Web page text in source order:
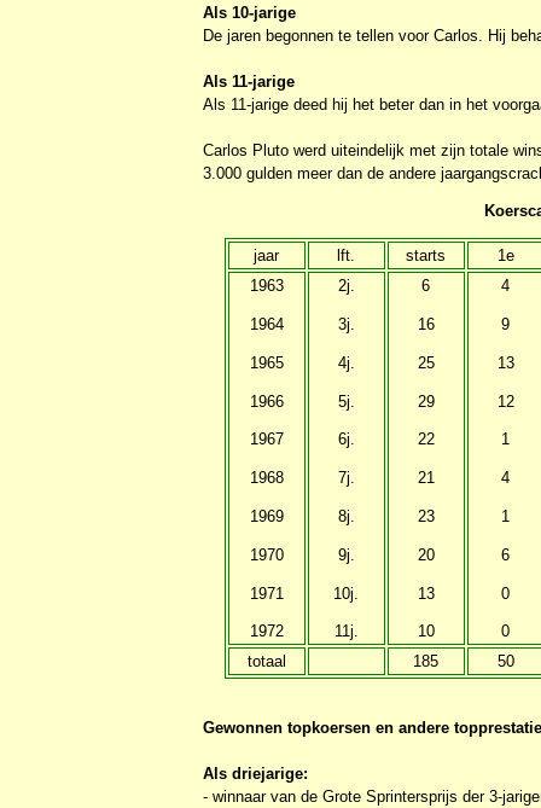
Als 10-jarige
De jaren begonnen te tellen voor Carlos. Hij
Als 11-jarige
Als 11-jarige deed hij het beter dan in het
Carlos Pluto werd uiteindelijk met zijn totale
3.000 gulden meer dan de andere
jaar lft. starts
1e
1963
1964
1965
1966
1967
1968
1969
1970
1971
1972
2j.
3j.
4j.
5j.
6j.
7j.
8j.
9j.
10j.
11j.
6
16
25
29
22
21
23
20
13
10
4
9
13
12
1
4
1
6
0
0
totaal
185 50
Gewonnen topkoersen en andere
Als driejarige:
- winnaar van de Grote Sprintersprijs der 3-